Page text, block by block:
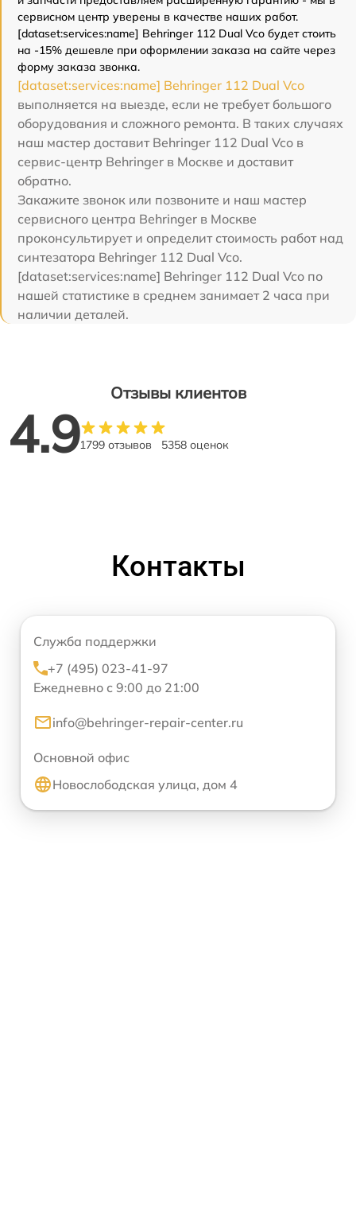
сервисном центр уверены в качестве наших работ.
[dataset:services:name] Behringer 112 Dual Vco будет стоить
на -15% дешевле при оформлении заказа на сайте через
форму заказа звонка.
[dataset:services:name] Behringer 112 Dual Vco
выполняется на выезде, если не требует большого
оборудования и сложного ремонта. В таких случаях
наш мастер доставит Behringer 112 Dual Vco в
сервис-центр Behringer в Москве и доставит
обратно.
Закажите звонок или позвоните и наш мастер
сервисного центра Behringer в Москве
проконсультирует и определит стоимость работ над
синтезатора Behringer 112 Dual Vco.
[dataset:services:name] Behringer 112 Dual Vco по
нашей статистике в среднем занимает 2 часа при
наличии деталей.
Отзывы клиентов
4.91799 отзывов 5358 оценок
Контакты
Служба поддержки
+7 (495) 023-41-97
Ежедневно с 9:00 до 21:00
info@behringer-repair-center.ru
Основной офис
Новослободская улица, дом 4